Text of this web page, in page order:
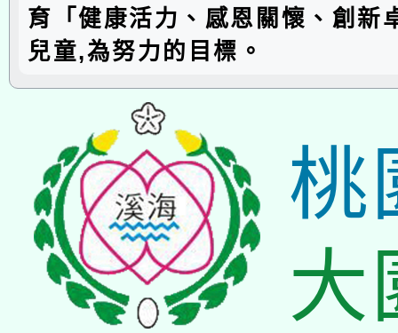
育「健康活力、感恩關懷、創新
兒童,為努力的目標。
桃
大